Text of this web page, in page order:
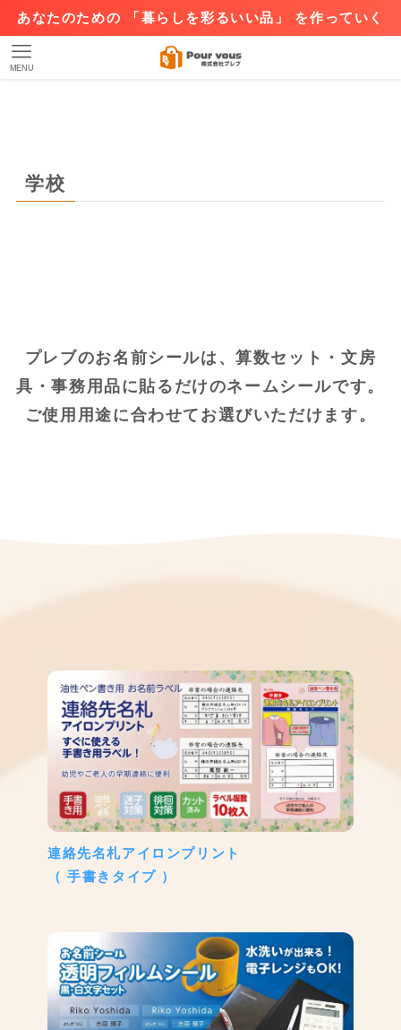
あなたのための 「暮らしを彩るいい品」 を作っていく
MENU
学校
プレブのお名前シールは、算数セット・文房
具・事務用品に貼るだけのネームシールです。
ご使用用途に合わせてお選びいただけます。
連絡先名札アイロンプリント
（ 手書きタイプ ）